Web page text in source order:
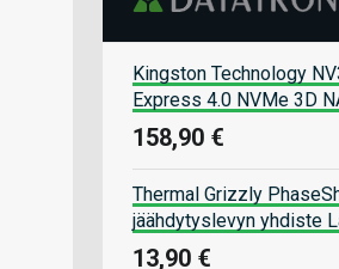
Kingston Technology
Express 4.0 NVMe 3D
158,90 €
Thermal Grizzly
jäähdytyslevyn yhdiste
13,90 €